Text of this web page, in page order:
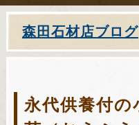
森田石材店ブログ
永代供養付